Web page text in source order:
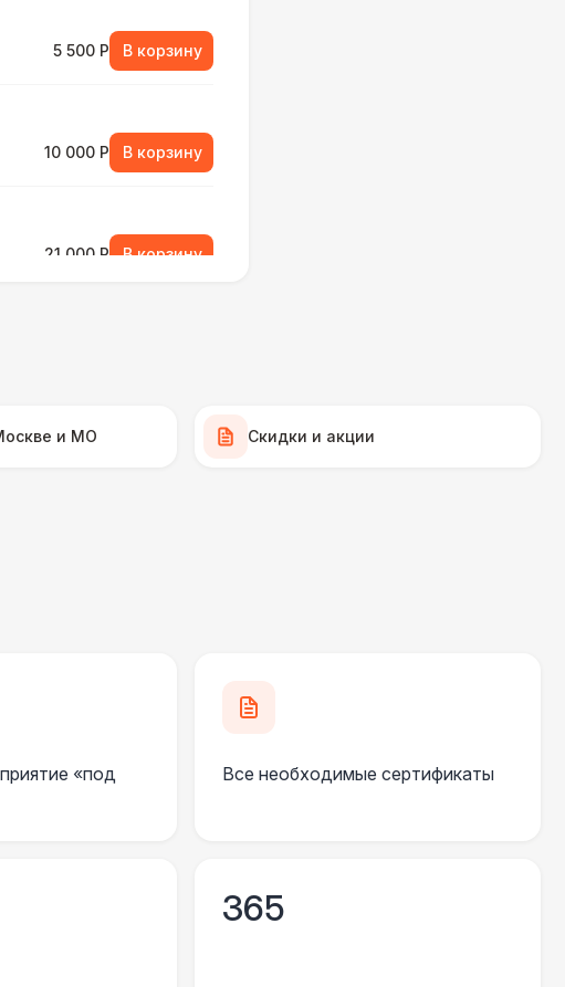
5 500 Р В корзину
10 000 Р В корзину
21 000 Р В корзину
и МО Скидки и акции
«под
Все необходимые сертификаты
365